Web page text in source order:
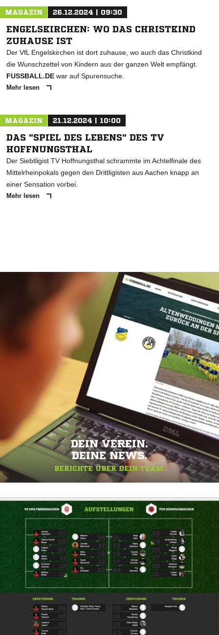
MAGAZIN 26.12.2024 | 09:30
ENGELSKIRCHEN: WO DAS CHRISTKIND
ZUHAUSE IST
Der VfL Engelskirchen ist dort zuhause, wo auch das Christkind
die Wunschzettel von Kindern aus der ganzen Welt empfängt.
FUSSBALL.DE war auf Spurensuche.
Mehr lesen
MAGAZIN 21.12.2024 | 10:00
DAS "SPIEL DES LEBENS" DES TV
HOFFNUNGSTHAL
Der Siebtligist TV Hoffnungsthal schrammte im Achtelfinale des
Mittelrheinpokals gegen den Drittligisten aus Aachen knapp an
einer Sensation vorbei.
Mehr lesen
DEIN VEREIN.
DEINE NEWS.
BERICHTE ÜBER DEIN TEAM.